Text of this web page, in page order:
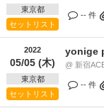
東京都
セットリスト
-- 件
2022
05/05 (木)
東京都
セットリスト
yonige
@ 新宿
-- 件